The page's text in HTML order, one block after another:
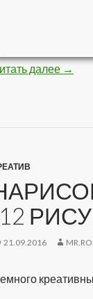
далее →
21.09.2016